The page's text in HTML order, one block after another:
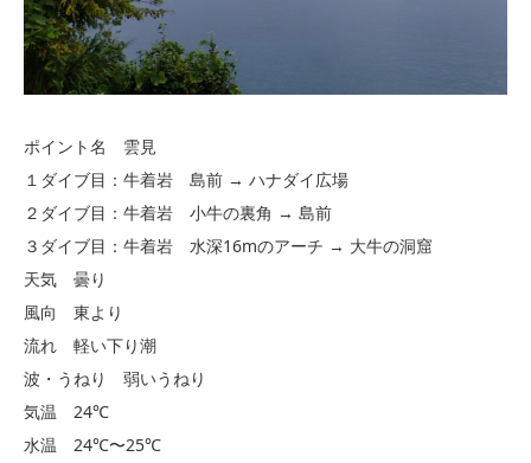
ポイント名 雲見
１ダイブ目：牛着岩 島前 → ハナダイ広場
２ダイブ目：牛着岩 小牛の裏角 → 島前
３ダイブ目：牛着岩 水深16mのアーチ → 大牛の洞窟
天気 曇り
風向 東より
流れ 軽い下り潮
波・うねり 弱いうねり
気温 24℃
水温 24℃〜25℃